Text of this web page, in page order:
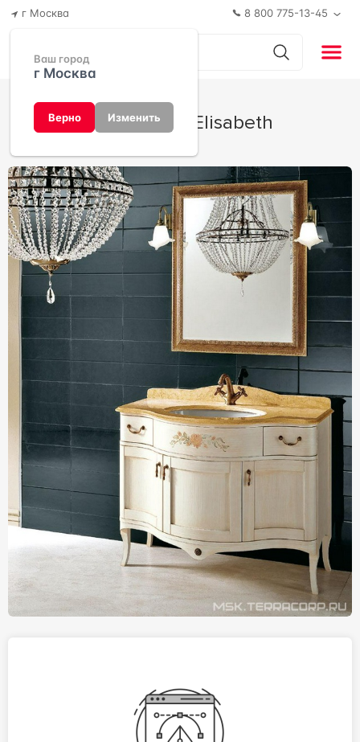
г Москва
Ваш город
г Москва
Верно Изменить
8 800 775-13-45
Коллекция Elisabeth